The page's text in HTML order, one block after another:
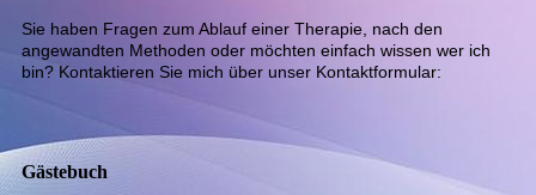
Sie haben Fragen zum Ablauf einer Therapie, nach den
angewandten Methoden oder möchten einfach wissen wer ich
bin? Kontaktieren Sie mich über unser Kontaktformular:
Gästebuch